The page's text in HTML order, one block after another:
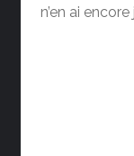
n’en ai